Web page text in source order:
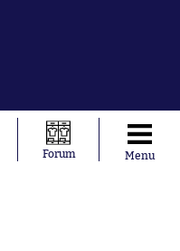
Forum Menu